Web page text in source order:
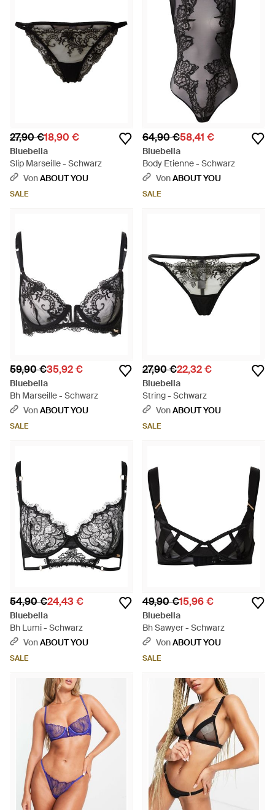
27,90 €18,90 €
Bluebella
Slip Marseille - Schwarz
VonABOUT YOU
SALE
64,90 €58,41 €
Bluebella
Body Etienne - Schwarz
VonABOUT YOU
SALE
59,90 €35,92 €
Bluebella
Bh Marseille - Schwarz
VonABOUT YOU
SALE
27,90 €22,32 €
Bluebella
String - Schwarz
VonABOUT YOU
SALE
54,90 €24,43 €
Bluebella
Bh Lumi - Schwarz
VonABOUT YOU
SALE
49,90 €15,96 €
Bluebella
Bh Sawyer - Schwarz
VonABOUT YOU
SALE